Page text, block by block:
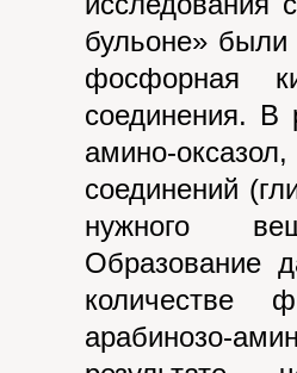
бульоне» были
фосфорная
соединения. В
амино-
соединений
нужного
Образование
количестве
арабинозо-